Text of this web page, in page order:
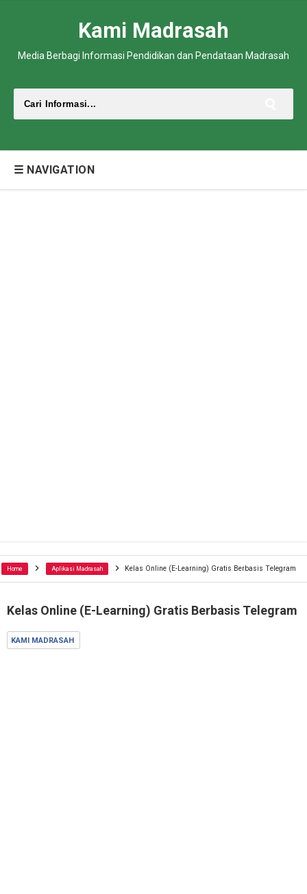
Kami Madrasah
Media Berbagi Informasi Pendidikan dan Pendataan Madrasah
☰ NAVIGATION
Home Aplikasi Madrasah Kelas Online (E-Learning) Gratis Berbasis Telegram
Kelas Online (E-Learning) Gratis Berbasis Telegram
KAMI MADRASAH